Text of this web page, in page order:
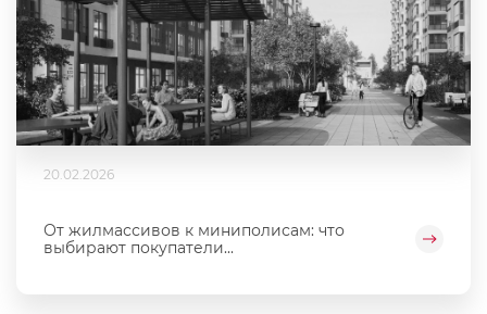
20.02.2026
От жилмассивов к миниполисам: что
выбирают покупатели...